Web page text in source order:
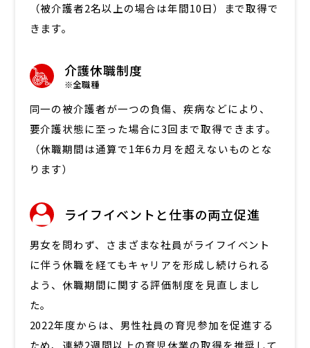
（被介護者2名以上の場合は年間10日）まで取得で
きます。
介護休職制度
※全職種
同一の被介護者が一つの負傷、疾病などにより、
要介護状態に至った場合に3回まで取得できます。
（休職期間は通算で1年6カ月を超えないものとな
ります）
ライフイベントと仕事の両立促進
男女を問わず、さまざまな社員がライフイベント
に伴う休職を経てもキャリアを形成し続けられる
よう、休職期間に関する評価制度を見直しまし
た。
2022年度からは、男性社員の育児参加を促進する
ため、連続2週間以上の育児休業の取得を推奨して